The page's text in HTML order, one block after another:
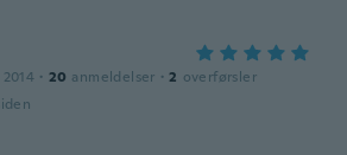
· 20 anmeldelser · 2 overførsler